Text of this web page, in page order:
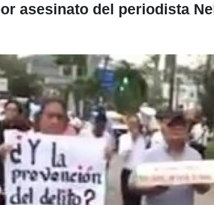
asesinato del periodista